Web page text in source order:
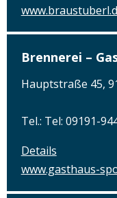
Brennerei –
Hauptstraße 45,
Tel.: Tel: 09191-
Details
www.gasthaus-